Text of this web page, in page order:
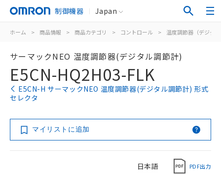
制御機器 Japan
ホーム > 商品情報 > 商品カテゴリ > コントロール > 温度調節器（デジタ
サーマックNEO 温度調節器(デジタル調節計)
E5CN-HQ2H03-FLK
E5CN-H サーマックNEO 温度調節器(デジタル調節計) 形式
セレクタ
マイリストに追加
日本語 PDF出力